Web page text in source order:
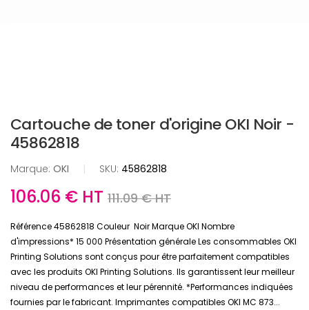
Cartouche de toner d'origine OKI Noir -
45862818
Marque: OKI | SKU: 45862818
106.06 € HT 111.09 € HT
Référence 45862818 Couleur Noir Marque OKI Nombre
d'impressions* 15 000 Présentation générale Les consommables OKI
Printing Solutions sont conçus pour être parfaitement compatibles
avec les produits OKI Printing Solutions. Ils garantissent leur meilleur
niveau de performances et leur pérennité. *Performances indiquées
fournies par le fabricant. Imprimantes compatibles OKI MC 873...